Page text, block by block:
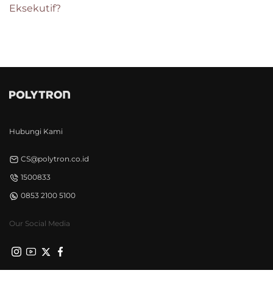
Eksekutif?
Hubungi Kami
CS@polytron.co.id
1500833
0853 2100 5100
Our Social Media